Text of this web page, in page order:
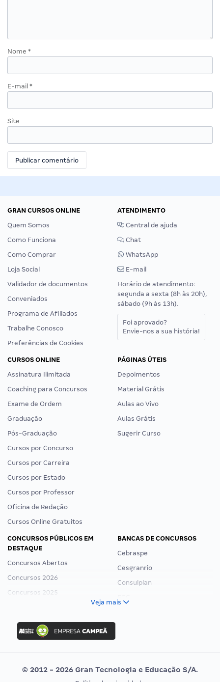
Nome *
E-mail *
Site
GRAN CURSOS ONLINE
Quem Somos
Como Funciona
Como Comprar
Loja Social
Validador de documentos
Conveniados
Programa de Afiliados
Trabalhe Conosco
Preferências de Cookies
ATENDIMENTO
Central de ajuda
Chat
WhatsApp
E-mail
Horário de atendimento:
segunda a sexta (8h às 20h),
sábado (9h às 13h).
Foi aprovado?
Envie-nos a sua história!
CURSOS ONLINE
Assinatura Ilimitada
Coaching para Concursos
Exame de Ordem
Graduação
Pós-Graduação
Cursos por Concurso
Cursos por Carreira
Cursos por Estado
Cursos por Professor
Oficina de Redação
Cursos Online Gratuitos
PÁGINAS ÚTEIS
Depoimentos
Material Grátis
Aulas ao Vivo
Aulas Grátis
Sugerir Curso
CONCURSOS PÚBLICOS EM
DESTAQUE
Concursos Abertos
Concursos 2026
Concursos 2025
Concurso Ibama
Concurso MPU
Editais publicados
BANCAS DE CONCURSOS
Cebraspe
Cesgranrio
Consulplan
Vunesp
Veja mais
© 2012 - 2026 Gran Tecnologia e Educação S/A.